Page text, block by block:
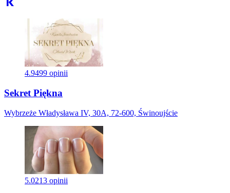
4.9499 opinii
Sekret Piękna
Wybrzeże Władysława IV, 30A, 72-600, Świnoujście
5.0213 opinii